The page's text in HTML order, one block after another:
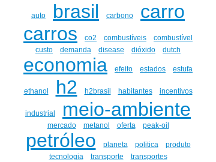
auto brasil carbono
carro
carros
co2 combustíveis
combustível
custo
demanda disease dióxido dutch
economia efeito estados estufa
ethanol h2 h2brasil habitantes incentivos
industrial meio-ambiente
mercado metanol oferta peak-oil
petróleo planeta politica
produto
tecnologia
transporte transportes